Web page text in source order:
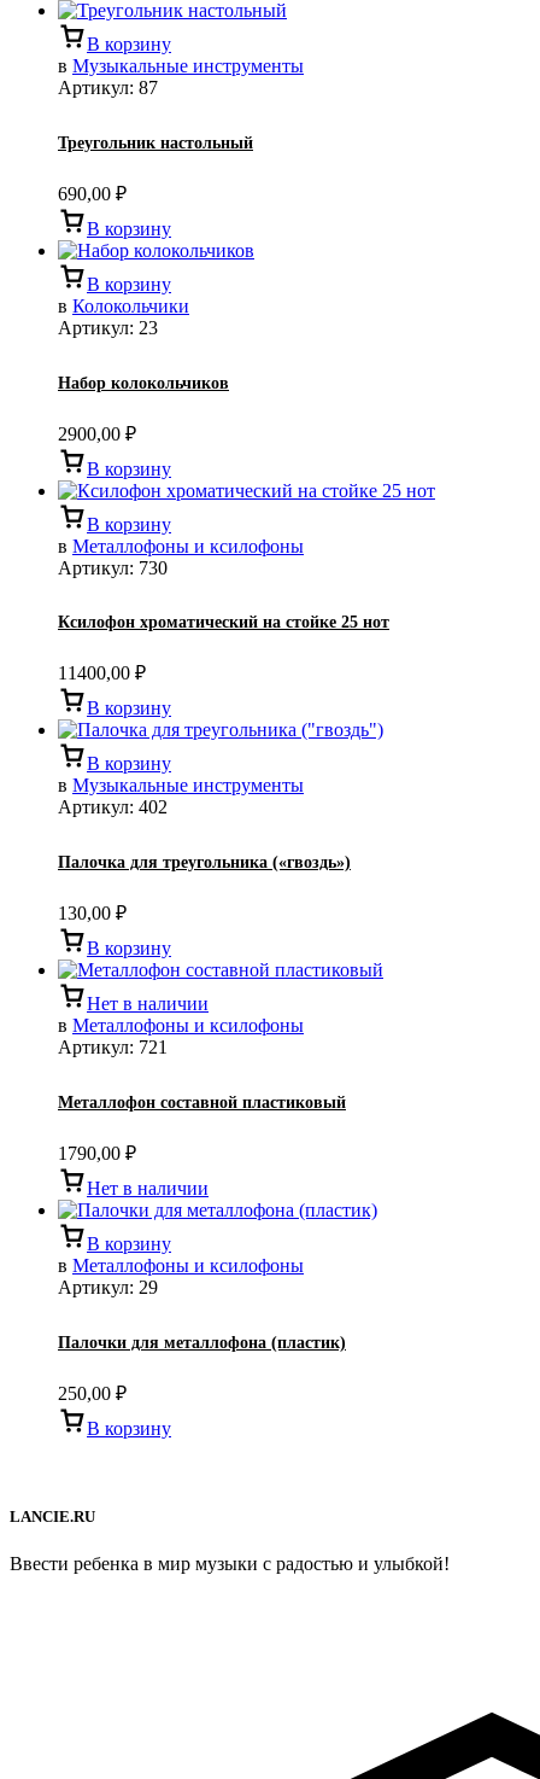
В корзину
в Музыкальные инструменты
Артикул: 87
Треугольник настольный
690,00 ₽
В корзину
В корзину
в Колокольчики
Артикул: 23
Набор колокольчиков
2900,00 ₽
В корзину
В корзину
в Металлофоны и ксилофоны
Артикул: 730
Ксилофон хроматический на стойке 25 нот
11400,00 ₽
В корзину
В корзину
в Музыкальные инструменты
Артикул: 402
Палочка для треугольника («гвоздь»)
130,00 ₽
В корзину
Нет в наличии
в Металлофоны и ксилофоны
Артикул: 721
Металлофон составной пластиковый
1790,00 ₽
Нет в наличии
В корзину
в Металлофоны и ксилофоны
Артикул: 29
Палочки для металлофона (пластик)
250,00 ₽
В корзину
LANCIE.RU
Ввести ребенка в мир музыки с радостью и улыбкой!